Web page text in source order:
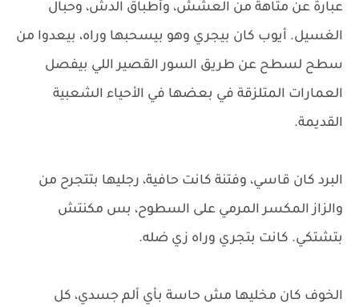
عبارة عن متاهة من العشش، وأطباق الدش، وحبال
الغسيل. أيوب كان بيجري وهو بيسحبها وراه، بيعدوا من
سطح لسطح عن طريق السور القصير اللي بيفصل
العمارات المتلزقة في بعضها في الأحياء الشعبية
القديمة.
البرد كان قاسي، وفتنة كانت حافية، رجليها بتتجرح من
والزاز المكسر المرمي على السطوح، بس مكنتش
بتشتكي. كانت بتجري وراه زي ضله.
الخوف كان مخليها مش حاسة بأي ألم جسدي، كل